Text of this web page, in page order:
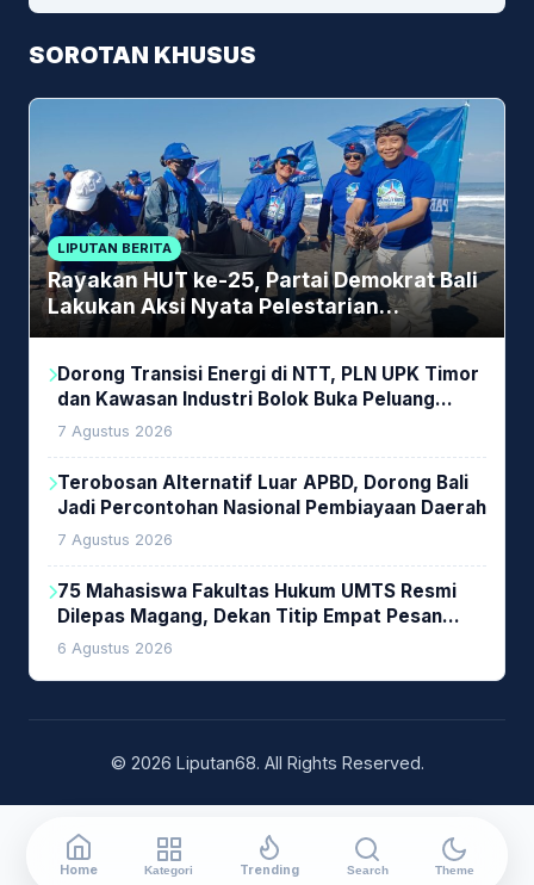
SOROTAN KHUSUS
LIPUTAN BERITA
Rayakan HUT ke-25, Partai Demokrat Bali
Lakukan Aksi Nyata Pelestarian
Lingkungan
Dorong Transisi Energi di NTT, PLN UPK Timor
dan Kawasan Industri Bolok Buka Peluang
Investasi Woodchip untuk Cofiring PLTU Bolok
7 Agustus 2026
Terobosan Alternatif Luar APBD, Dorong Bali
Jadi Percontohan Nasional Pembiayaan Daerah
7 Agustus 2026
75 Mahasiswa Fakultas Hukum UMTS Resmi
Dilepas Magang, Dekan Titip Empat Pesan
Penting
6 Agustus 2026
© 2026 Liputan68. All Rights Reserved.
Home Kategori Trending Search Theme